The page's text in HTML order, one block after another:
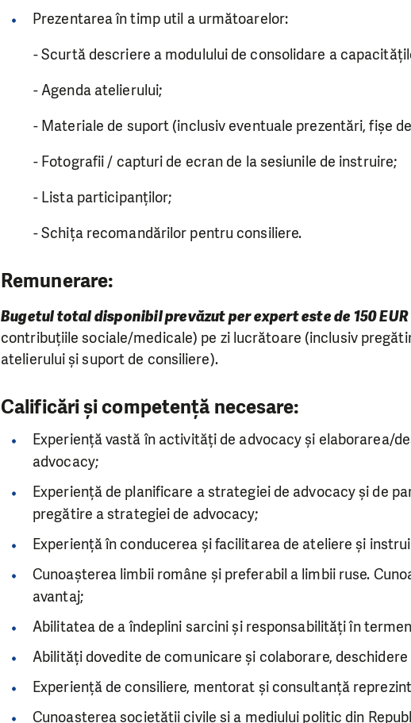
Prezentarea în timp util a următoarelor:
- Scurtă descriere a modulului de consolidare a
- Agenda atelierului;
- Materiale de suport (inclusiv eventuale prezentări, fișe
- Fotografii / capturi de ecran de la sesiunile de instruire;
- Lista participanților;
- Schița recomandărilor pentru consiliere.
Remunerare:
Bugetul total disponibil prevăzut per expert este de 150 EUR
contribuțiile sociale/medicale) pe zi lucrătoare (inclusiv
atelierului și suport de consiliere).
Calificări și competență necesare:
Experiență vastă în activități de advocacy și elaborarea/
advocacy;
Experiență de planificare a strategiei de advocacy și de
pregătire a strategiei de advocacy;
Experiență în conducerea și facilitarea de ateliere și
Cunoașterea limbii române și preferabil a limbii ruse.
avantaj;
Abilitatea de a îndeplini sarcini și responsabilități în
Abilități dovedite de comunicare și colaborare,
Experiență de consiliere, mentorat și consultanță
Cunoașterea societății civile și a mediului politic din